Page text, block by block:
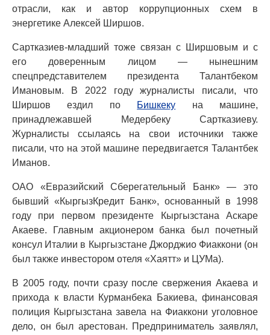
отрасли, как и автор коррупционных схем в
энергетике Алексей Ширшов.
Сартказиев-младший тоже связан с Ширшовым и с
его доверенным лицом — нынешним
спецпредставителем президента Талантбеком
Имановым. В 2022 году журналисты писали, что
Ширшов ездил по
Бишкеку на машине,
принадлежавшей Медербеку Сартказиеву.
Журналисты ссылаясь на свои источники также
писали, что на этой машине передвигается Талантбек
Иманов.
ОАО «Евразийский Сберегательный Банк» — это
бывший «КыргызКредит Банк», основанный в 1998
году при первом президенте Кыргызстана Аскаре
Акаеве. Главным акционером банка был почетный
консул Италии в Кыргызстане Джорджио Фиаккони (он
был также инвестором отеля «Хаятт» и ЦУМа).
В 2005 году, почти сразу после свержения Акаева и
прихода к власти Курманбека Бакиева, финансовая
полиция Кыргызстана завела на Фиаккони уголовное
дело, он был арестован. Предприниматель заявлял,